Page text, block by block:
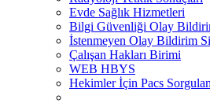
Evde Sağlık Hizmetleri
Bilgi Güvenliği Olay
İstenmeyen Olay Bildirim
Çalışan Hakları Birimi
WEB HBYS
Hekimler İçin Pacs